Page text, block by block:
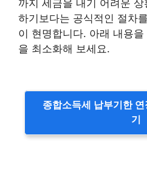
까지 세금을 내기 어려운
하기보다는 공식적인 절차
이 현명합니다. 아래 내용
을 최소화해 보세요.
종합소득세 납부기한
기